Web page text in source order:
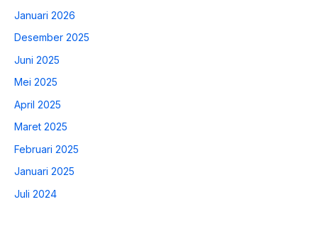
Januari 2026
Desember 2025
Juni 2025
Mei 2025
April 2025
Maret 2025
Februari 2025
Januari 2025
Juli 2024